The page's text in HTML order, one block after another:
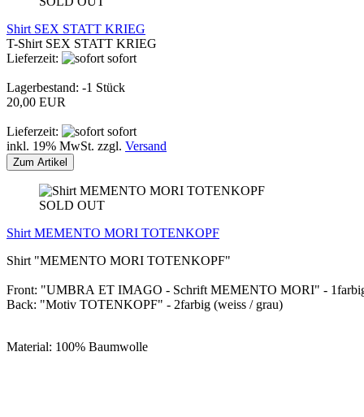
Shirt SEX STATT KRIEG
T-Shirt SEX STATT KRIEG
Lieferzeit:
sofort
Lagerbestand: -1 Stück
20,00 EUR
Lieferzeit:
sofort
inkl. 19% MwSt. zzgl. Versand
Zum Artikel
SOLD OUT
Shirt MEMENTO MORI TOTENKOPF
Shirt "MEMENTO MORI TOTENKOPF"
Front: "UMBRA ET IMAGO - Schrift MEMENTO MORI" -
Back: "Motiv TOTENKOPF" - 2farbig (weiss / grau)
Material: 100% Baumwolle